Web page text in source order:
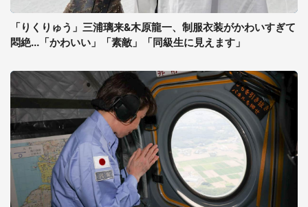
「りくりゅう」三浦璃来&木原龍一、制服衣装がかわいすぎて
悶絶...「かわいい」「素敵」「同級生に見えます」